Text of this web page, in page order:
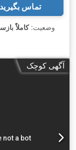
تماس بگیرید
وضعیت:کاملاً
آگهی کوچک